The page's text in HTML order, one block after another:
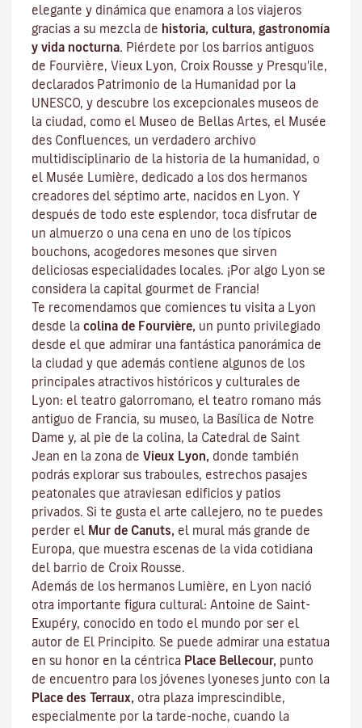
elegante y dinámica que enamora a los viajeros
gracias a su mezcla de historia, cultura, gastronomía
y vida nocturna. Piérdete por los barrios antiguos
de Fourvière, Vieux Lyon, Croix Rousse y Presqu'ile,
declarados Patrimonio de la Humanidad por la
UNESCO, y descubre los excepcionales museos de
la ciudad , como el Museo de Bellas Artes, el Musée
des Confluences, un verdadero archivo
multidisciplinario de la historia de la humanidad, o
el Musée Lumière, dedicado a los dos hermanos
creadores del séptimo arte, nacidos en Lyon. Y
después de todo este esplendor, toca disfrutar de
un almuerzo o una cena en uno de los típicos
bouchons, acogedores mesones que sirven
deliciosas especialidades locales. ¡Por algo Lyon se
considera la capital gourmet de Francia!
Te recomendamos que comiences tu visita a Lyon
desde la colina de Fourvière, un punto privilegiado
desde el que admirar una fantástica panorámica de
la ciudad y que además contiene algunos de los
principales atractivos históricos y culturales de
Lyon: el teatro galorromano, el teatro romano más
antiguo de Francia, su museo, la Basílica de Notre
Dame y, al pie de la colina, la Catedral de Saint
Jean en la zona de Vieux Lyon, donde también
podrás explorar sus traboules, estrechos pasajes
peatonales que atraviesan edificios y patios
privados. Si te gusta el arte callejero, no te puedes
perder el Mur de Canuts, el mural más grande de
Europa, que muestra escenas de la vida cotidiana
del barrio de Croix Rousse.
Además de los hermanos Lumière, en Lyon nació
otra importante figura cultural: Antoine de Saint-
Exupéry, conocido en todo el mundo por ser el
autor de El Principito. Se puede admirar una estatua
en su honor en la céntrica Place Bellecour, punto
de encuentro para los jóvenes lyoneses junto con la
Place des Terraux, otra plaza imprescindible,
especialmente por la tarde-noche, cuando la